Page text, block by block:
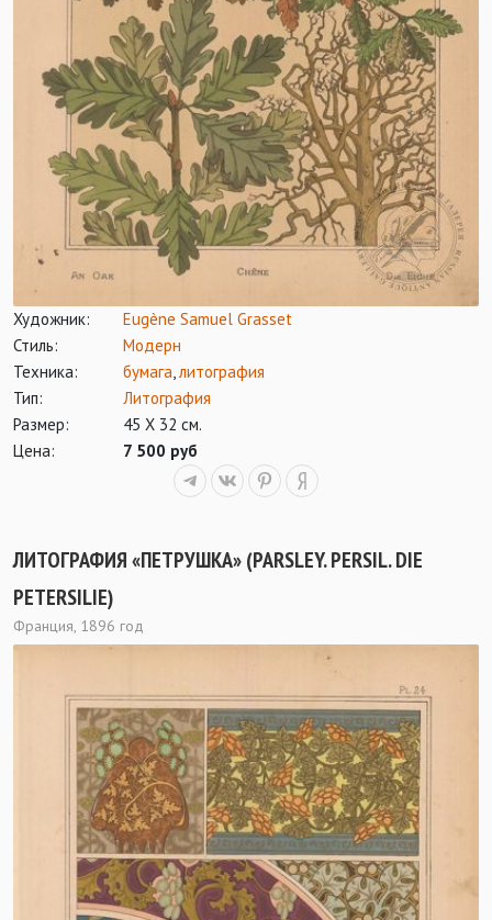
Художник:
Eugène Samuel Grasset
Стиль:
Модерн
Техника:
бумага,литография
Тип:
Литография
Размер:
45 Х 32 см.
Цена:
7 500 руб
ЛИТОГРАФИЯ «ПЕТРУШКА» (PARSLEY. PERSIL. DIE
PETERSILIE)
Франция, 1896 год